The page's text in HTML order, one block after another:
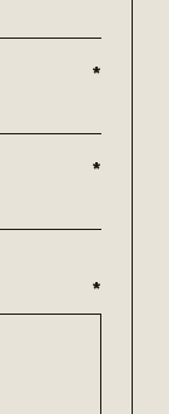
*
*
*